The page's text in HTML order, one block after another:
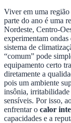
Viver em uma
parte do ano é uma
Nordeste, Centro-
experimentam
sistema de
“comum” pode
equipamento certo
diretamente a
pois um ambiente
insônia, irritabilidade
sensíveis. Por isso,
enfrentar o calor
capacidades e a